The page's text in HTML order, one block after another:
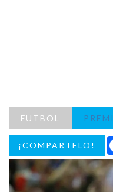
FUTBOL
¡COMPARTELO!